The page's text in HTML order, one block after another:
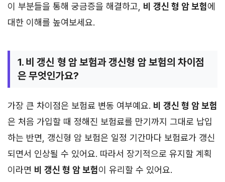
이 부분들을 통해 궁금증을 해결하고, 비 갱신 형 암 보험에
대한 이해를 높여보세요.
1. 비 갱신 형 암 보험과 갱신형 암 보험의 차이점
은 무엇인가요?
가장 큰 차이점은 보험료 변동 여부예요. 비 갱신 형 암 보험
은 처음 가입할 때 정해진 보험료를 만기까지 그대로 납입
하는 반면, 갱신형 암 보험은 일정 기간마다 보험료가 갱신
되면서 인상될 수 있어요. 따라서 장기적으로 유지할 계획
이라면 비 갱신 형 암 보험이 유리할 수 있어요.